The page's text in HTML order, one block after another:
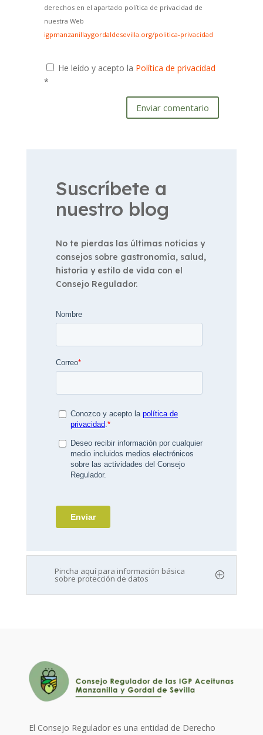
derechos en el apartado política de privacidad de
nuestra Web
igpmanzanillaygordaldesevilla.org/politica-privacidad
He leído y acepto la Política de privacidad
*
Enviar comentario
Suscríbete a
nuestro blog
No te pierdas las últimas noticias y
consejos sobre gastronomía, salud,
historia y estilo de vida con el
Consejo Regulador.
Pincha aquí para información básica
sobre protección de datos
El Consejo Regulador es una entidad de Derecho